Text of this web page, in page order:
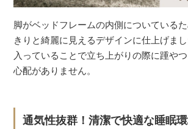
脚がベッドフレームの内側についている
きりと綺麗に見えるデザインに仕上げま
入っていることで立ち上がりの際に踵や
心配がありません。
通気性抜群！清潔で快適な睡眠